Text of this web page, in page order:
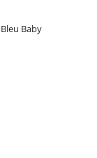
Baby